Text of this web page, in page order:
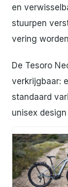
en
stuurpen
vering
De Tesoro
verkrijgbaar:
standaard
unisex